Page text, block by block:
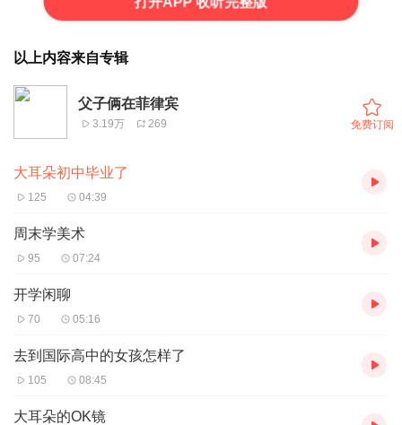
以上内容来自专辑
父子俩在菲律宾
3.19万 269 免费订阅
大耳朵初中毕业了
125 04:39
周末学美术
95 07:24
开学闲聊
70 05:16
去到国际高中的女孩怎样了
105 08:45
大耳朵的OK镜